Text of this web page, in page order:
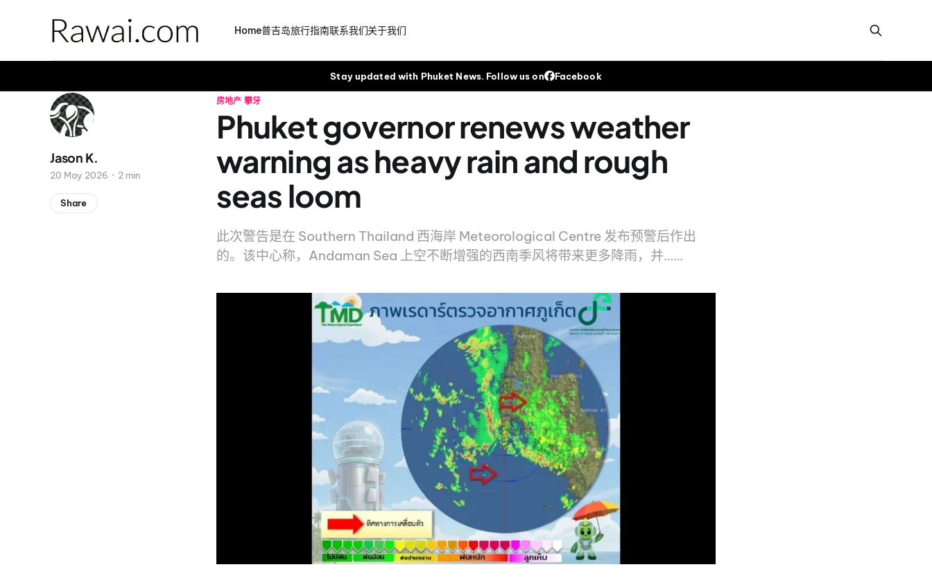
Home普吉岛旅行指南联系我们关于我们
Stay updated with Phuket News. Follow us on Facebook
房地产 攀牙
Phuket governor renews weather
warning as heavy rain and rough
seas loom
此次警告是在 Southern Thailand 西海岸 Meteorological Centre 发布预警后作出
的。该中心称，Andaman Sea 上空不断增强的西南季风将带来更多降雨，并……
Jason K.
20 May 2026 2 min
Share